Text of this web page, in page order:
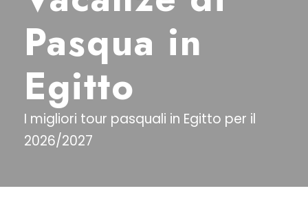
Pasqua in
Egitto
I migliori tour pasquali in Egitto per il
2026/2027